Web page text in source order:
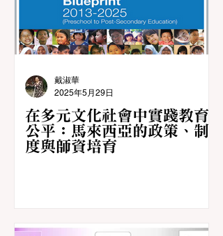
在多元文化社會中實踐教育
公平：馬來西亞的政策、制
度與師資培育
戴淑華
2025年5月29日